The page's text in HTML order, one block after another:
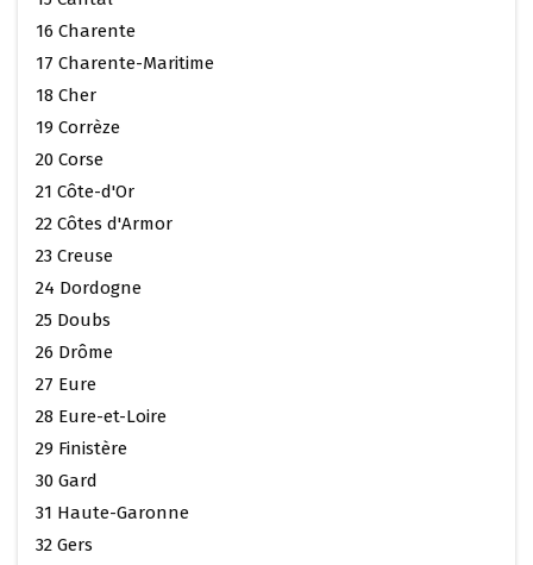
16 Charente
17 Charente-Maritime
18 Cher
19 Corrèze
20 Corse
21 Côte-d'Or
22 Côtes d'Armor
23 Creuse
24 Dordogne
25 Doubs
26 Drôme
27 Eure
28 Eure-et-Loire
29 Finistère
30 Gard
31 Haute-Garonne
32 Gers